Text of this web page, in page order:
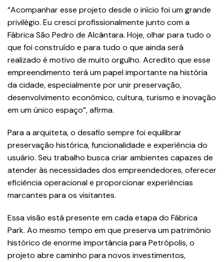
“Acompanhar esse projeto desde o início foi um grande
privilégio. Eu cresci profissionalmente junto com a
Fábrica São Pedro de Alcântara. Hoje, olhar para tudo o
que foi construído e para tudo o que ainda será
realizado é motivo de muito orgulho. Acredito que esse
empreendimento terá um papel importante na história
da cidade, especialmente por unir preservação,
desenvolvimento econômico, cultura, turismo e inovação
em um único espaço”, afirma.
Para a arquiteta, o desafio sempre foi equilibrar
preservação histórica, funcionalidade e experiência do
usuário. Seu trabalho busca criar ambientes capazes de
atender às necessidades dos empreendedores, oferecer
eficiência operacional e proporcionar experiências
marcantes para os visitantes.
Essa visão está presente em cada etapa do Fábrica
Park. Ao mesmo tempo em que preserva um patrimônio
histórico de enorme importância para Petrópolis, o
projeto abre caminho para novos investimentos,